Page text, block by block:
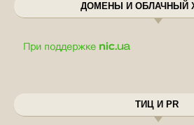
ДОМЕНЫ И ОБЛАЧНЫЙ
ТИЦ И PR